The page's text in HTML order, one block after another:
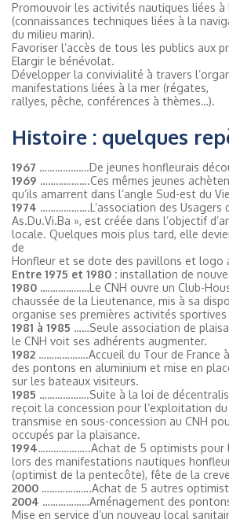
Promouvoir les activités nautiques liées à
(connaissances techniques liées à la
du milieu marin).
Favoriser l’accès de tous les publics aux
Elargir le bénévolat.
Développer la convivialité à travers
manifestations liées à la mer (régates,
rallyes, pêche, conférences à thèmes…).
Histoire : quelques
1967 ……………….De jeunes honfleurais
1969 ……………….Ces mêmes jeunes
qu’ils amarrent dans l’angle Sud-est du
1974 ……………….L’association des Usagers
As.Du.Vi.Ba », est créée dans l’objectif
locale. Quelques mois plus tard, elle
de
Honfleur et se dote des pavillons et logo
Entre 1975 et 1980 : installation de
1980 .………………Le CNH ouvre un Club-
chaussée de la Lieutenance, mis à sa
organise ses premières activités
1981 à 1985 ……Seule association de
le CNH voit ses adhérents augmenter.
1982 ……………….Accueil du Tour de France
des pontons en aluminium et mise en
sur les bateaux visiteurs.
1985 ……………….Suite à la loi de
reçoit la concession pour l’exploitation
transmise en sous-concession au CNH
occupés par la plaisance.
1994………………..Achat de 5 optimists pour
lors des manifestations nautiques
(optimist de la pentecôte), fête de la
2000 ……………….Achat de 5 autres
2004 ………………Aménagement des
Mise en service d’un nouveau local